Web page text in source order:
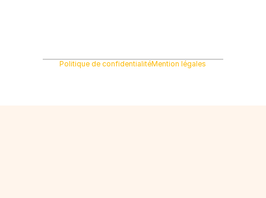
Politique de confidentialitéMention légales